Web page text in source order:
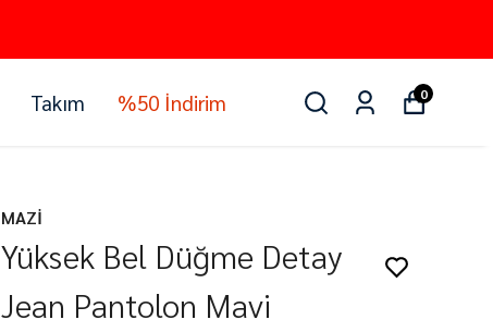
Takım %50 İndirim 0
MAZİ
Yüksek Bel Düğme Detay
Jean Pantolon Mavi